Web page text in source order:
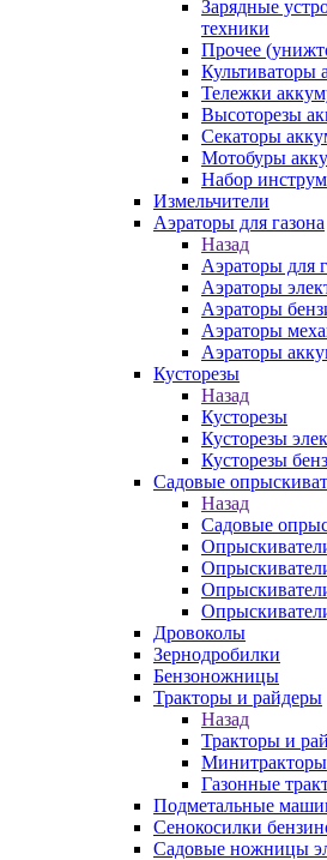
Зарядные
техники
Прочее
Культиваторы
Тележки
Высоторезы
Секаторы
Мотобуры
Набор
Измельчители
Аэраторы для газона
Назад
Аэраторы для
Аэраторы
Аэраторы
Аэраторы
Аэраторы
Кусторезы
Назад
Кусторезы
Кусторезы
Кусторезы
Садовые
Назад
Садовые
Дровоколы
Зернодробилки
Бензоножницы
Тракторы и райдеры
Назад
Тракторы и
Минитракторы
Газонные
Подметальные
Сенокосилки
Садовые ножницы